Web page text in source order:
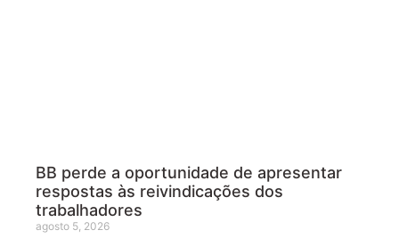
BB perde a oportunidade de apresentar
respostas às reivindicações dos
trabalhadores
agosto 5, 2026